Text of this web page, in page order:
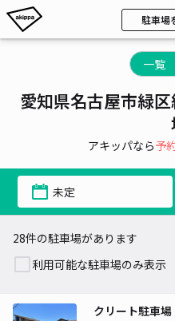
駐車場
一覧
愛知県名古屋市緑
アキッパなら予
未定
28件の駐車場があります
利用可能な駐車場のみ表示
クリート駐車場